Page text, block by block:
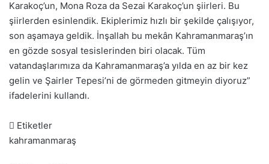
Karakoç’un, Mona Roza da Sezai Karakoç’un şiirleri. Bu
şiirlerden esinlendik. Ekiplerimiz hızlı bir şekilde çalışıyor,
son aşamaya geldik. İnşallah bu mekân Kahramanmaraş’ın
en gözde sosyal tesislerinden biri olacak. Tüm
vatandaşlarımıza da Kahramanmaraş’a yılda en az bir kez
gelin ve Şairler Tepesi’ni de görmeden gitmeyin diyoruz”
ifadelerini kullandı.
Etiketler
kahramanmaraş